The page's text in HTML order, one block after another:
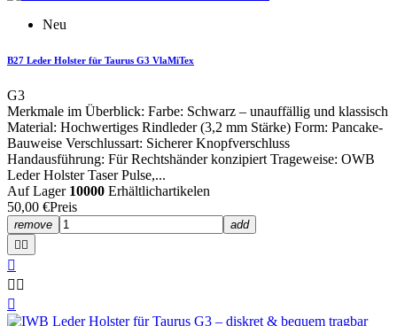
Neu
B27 Leder Holster für Taurus G3 VlaMiTex
G3
Merkmale im Überblick: Farbe: Schwarz – unauffällig und klassisch
Material: Hochwertiges Rindleder (3,2 mm Stärke) Form: Pancake-
Bauweise Verschlussart: Sicherer Knopfverschluss
Handausführung: Für Rechtshänder konzipiert Trageweise: OWB
Leder Holster Taser Pulse,...
Auf Lager 10000 Erhältlichartikelen
50,00 €Preis
remove
add


 
